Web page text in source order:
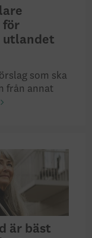
för
utlandet
som ska
från annat
är bäst